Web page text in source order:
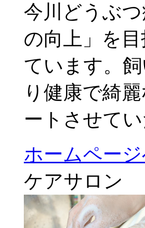
今川どうぶ
の向上」を
ています。
り健康で綺
ートさせて
ホームペー
ケアサロン